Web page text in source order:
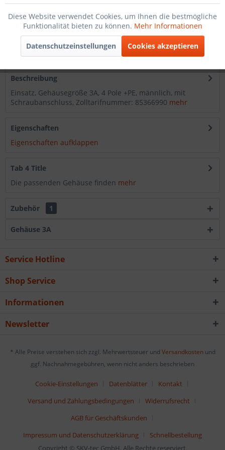
In denWarenkorb
Merken
2022100411
Beschreibung
Einsatz, Gehäusegröße 3A, 4 Pole +PE, männlich, mit
Schraubanschluss, Zolltarifnummer: 85366990 mehr
Eigenschaften
Eigenschaften aufklappen
Tab 4 Title
Die passenden Gehäuse finden mehr
Zubehör 1
Gehäuse 3A
Service Hotline
Shop Service
Informationen
Newsletter
* Alle Preise verstehen sich zzgl. Mehrwertsteuer und Versandkostenund
ggf. Nachnahmegebühren, wenn nicht anders beschrieben
Cookie-Einstellungen Datenblätter
Kontakt
Versand und Zahlungsbedingungen
Widerrufsrecht
AGB für Geschäftskunden
Impressum und Datenschutzerklärung
Schnellbestellung
Copyright © SKV-tec GmbH. Alle Rechte reserviert.
Diese Website verwendet Cookies, um Ihnen die bestmögliche
Funktionalität bieten zu können. Mehr Informationen
Datenschutzeinstellungen Cookies akzeptieren